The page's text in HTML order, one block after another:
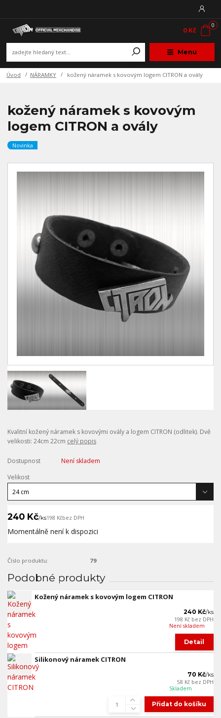
Menu
0
0 Kč
Úvod NÁRAMKY kožený náramek s kovovým logem CITRON a ovály
kožený náramek s kovovým
logem CITRON a ovály
Novinka
Kvalitní kožený náramek s kovovými ovály a logem CITRON (odlitek). Dvě
velikosti: 24cm 22cm celý popis
Dostupnost
Není skladem
Velikost
240 Kč/ks198 Kčbez DPH
Momentálně není k dispozici
Číslo produktu: 79
Podobné produkty
Kožený náramek s kovovým logem CITRON
240 Kč/ks
198 Kč bez DPH
Není skladem
Detail
Silikonový náramek CITRON
70 Kč/ks
58 Kč bez DPH
Skladem
Přidat do košíku